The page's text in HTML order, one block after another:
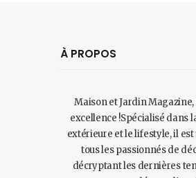
À PROPOS
Maison et Jardin
excellence !Spécialisé dans
extérieure et le lifestyle, il
tous les passionnés de
décryptant les dernières